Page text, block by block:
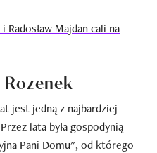
Radosław Majdan cali na
jest jedną z najbardziej
lata była gospodynią
Pani Domu", od którego